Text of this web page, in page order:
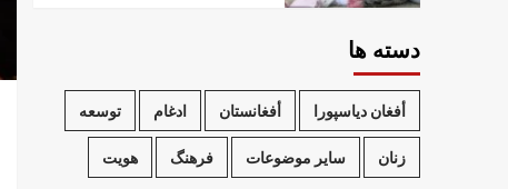
دسته ها
أفغان دیاسپورا أفغانستان ادغام توسعه
زنان سایر موضوعات فرهنگ هویت